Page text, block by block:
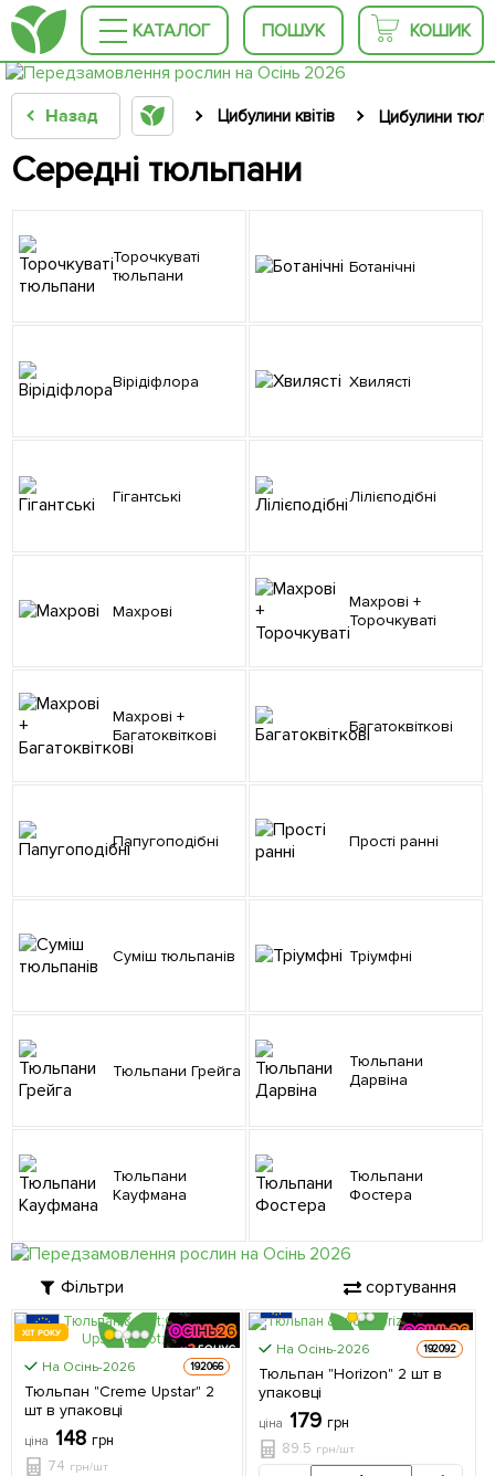
КАТАЛОГ ПОШУК КОШИК
Назад Цибулини квітів Цибулини
Середні тюльпани
Торочкуваті
тюльпани
Ботанічні
Вірідіфлора Хвилясті
Гігантські Лілієподібні
Махрові
Махрові +
Торочкуваті
Махрові +
Багатоквіткові
Багатоквіткові
Папугоподібні Прості ранні
Суміш тюльпанів Тріумфні
Тюльпани Грейга
Тюльпани
Дарвіна
Тюльпани
Кауфмана
Тюльпани
Фостера
Фільтри сортування
ХІТ РОКУ
На Осінь-2026 192066
Тюльпан "Creme Upstar" 2
шт в упаковці
ціна 148 грн
74 грн/шт
ЦІНА ЗА
На Осінь-2026 192092
Тюльпан "Horizon" 2 шт в
упаковці
ціна 179 грн
89.5 грн/шт